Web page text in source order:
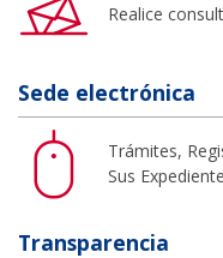
Realice
Sede electrónica
Trámites,
Sus
Transparencia